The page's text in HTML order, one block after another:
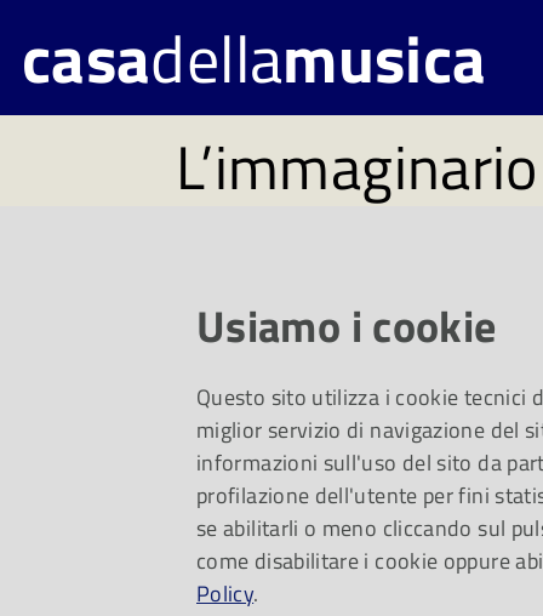
casadellamusica
Con SEED e My
della cultura
Parma un
dal 1 maggio al 2
Usiamo i cookie
Questo sito utilizza i cookie tecnici
miglior servizio di navigazione del
informazioni sull'uso del sito da
profilazione dell'utente per fini
se abilitarli o meno cliccando sul
come disabilitare i cookie oppure
Policy.